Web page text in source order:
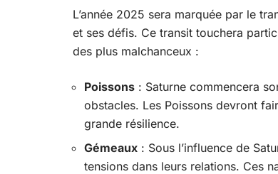
L’année 2025 sera marquée par le
et ses défis. Ce transit touchera
des plus malchanceux :
Poissons : Saturne commencera
obstacles. Les Poissons devront
grande résilience.
Gémeaux : Sous l’influence de
tensions dans leurs relations. Ces